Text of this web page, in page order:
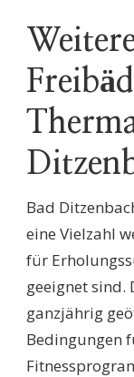
Bad
eine Vielzahl
für
geeignet sind.
ganzjährig
Bedingungen